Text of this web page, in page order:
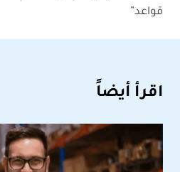
قواعد”
اقرأ أيضاً